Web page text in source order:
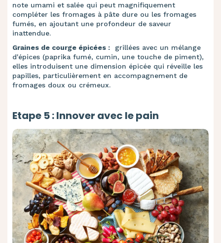
note umami et salée qui peut magnifiquement
compléter les fromages à pâte dure ou les fromages
fumés, en ajoutant une profondeur de saveur
inattendue.
Graines de courge épicées : grillées avec un mélange
d'épices (paprika fumé, cumin, une touche de piment),
elles introduisent une dimension épicée qui réveille les
papilles, particulièrement en accompagnement de
fromages doux ou crémeux.
Etape 5 : Innover avec le pain